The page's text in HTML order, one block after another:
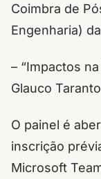
Coimbra de
Engenharia)
– “Impactos
Glauco
O painel é
inscrição
Microsoft